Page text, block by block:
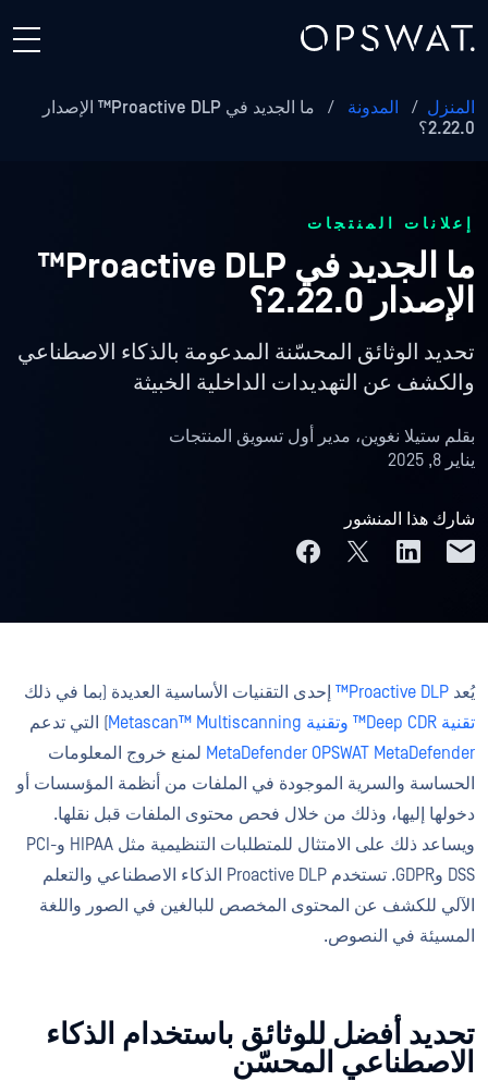
المنزل / المدونة /
ما الجديد في Proactive DLP™ الإصدار
2.22.0؟
إعلانات المنتجات
ما الجديد في Proactive DLP™
الإصدار 2.22.0؟
تحديد الوثائق المحسّنة المدعومة بالذكاء الاصطناعي
والكشف عن التهديدات الداخلية الخبيثة
بقلم ستيلا نغوين، مدير أول تسويق المنتجات
يناير 8, 2025
شارك هذا المنشور
يُعد Proactive DLP™
إحدى التقنيات الأساسية العديدة (بما في ذلك
تقنية Deep CDR™
وتقنية Metascan™ Multiscanning
) التي تدعم
MetaDefender OPSWAT MetaDefender لمنع خروج المعلومات
الحساسة والسرية الموجودة في الملفات من أنظمة المؤسسات أو
دخولها إليها، وذلك من خلال فحص محتوى الملفات قبل نقلها.
ويساعد ذلك على الامتثال للمتطلبات التنظيمية مثل HIPAA وPCI-
DSS وGDPR. تستخدم Proactive DLP الذكاء الاصطناعي والتعلم
الآلي للكشف عن المحتوى المخصص للبالغين في الصور واللغة
المسيئة في النصوص.
تحديد أفضل للوثائق باستخدام الذكاء
الاصطناعي المحسّن